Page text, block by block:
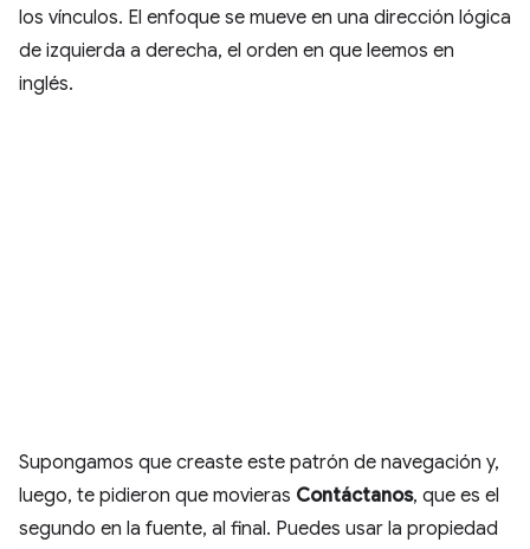
los vínculos. El enfoque se mueve en una dirección lógica
de izquierda a derecha, el orden en que leemos en
inglés.
Supongamos que creaste este patrón de navegación y,
luego, te pidieron que movieras Contáctanos, que es el
segundo en la fuente, al final. Puedes usar la propiedad